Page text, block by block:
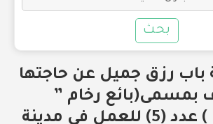
بحث
رزق جميل عن حاجتها
بمسمى(بائع رخام ”
سيراميك” ) عدد (5) للعمل في مدينة